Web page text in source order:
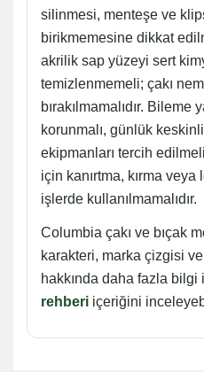
silinmesi, menteşe ve
birikmemesine dikkat
akrilik sap yüzeyi sert
temizlenmemeli; çakı
bırakılmamalıdır. Bileme
korunmalı, günlük
ekipmanları tercih
için kanırtma, kırma veya
işlerde kullanılmamalıdır.
Columbia çakı ve bıçak
karakteri, marka çizgisi
hakkında daha fazla bilgi
rehberi içeriğini